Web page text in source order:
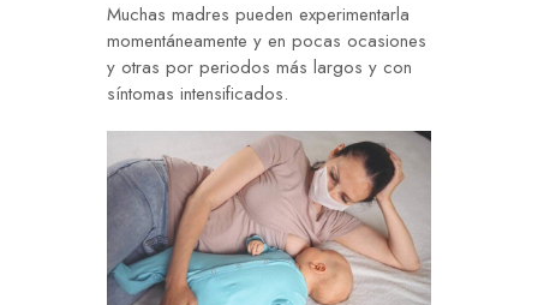
Muchas madres pueden experimentarla
momentáneamente y en pocas ocasiones
y otras por periodos más largos y con
síntomas intensificados.